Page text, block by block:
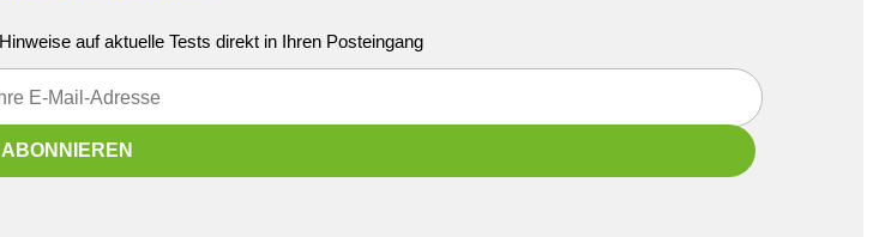
auf aktuelle Tests direkt in Ihren Posteingang